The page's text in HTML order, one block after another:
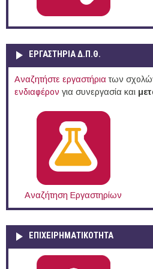
ΕΡΓΑΣΤΗΡΙΑ Δ.Π.Θ.
Αναζητήστε εργαστήρια των
ενδιαφέρον για συνεργασία και
Αναζήτηση Εργαστηρίων
ΕΠΙΧΕΙΡΗΜΑΤΙΚΟΤΗΤΑ